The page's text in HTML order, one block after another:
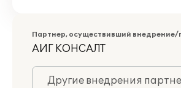
Партнер, осуществивший внедрение/
АИГ КОНСАЛТ
Другие внедрения